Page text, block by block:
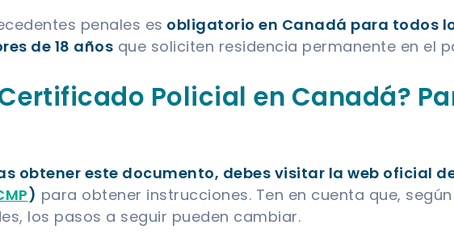
penales es obligatorio en Canadá para todos
de 18 años que soliciten residencia permanente en el
Policial en Canadá?
obtener este documento, debes visitar la web oficial
) para obtener instrucciones. Ten en cuenta que,
los pasos a seguir pueden cambiar.